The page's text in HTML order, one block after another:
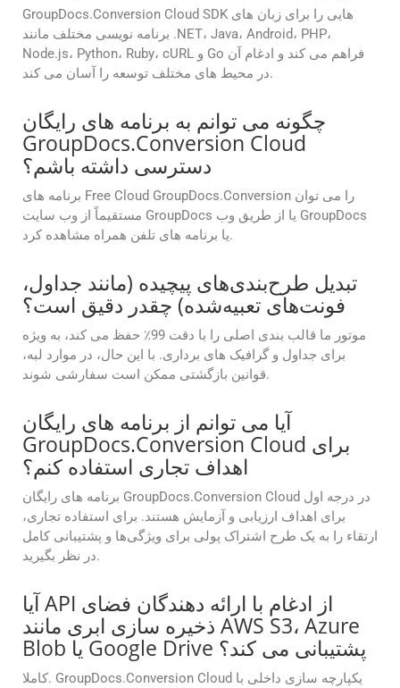
GroupDocs.Conversion Cloud SDK هایی را برای زبان های
برنامه نویسی مختلف مانند .NET، Java، Android، PHP،
Node.js، Python، Ruby، cURL و Go فراهم می کند و ادغام آن
در محیط های مختلف توسعه را آسان می کند.
چگونه می توانم به برنامه های رایگان
GroupDocs.Conversion Cloud
دسترسی داشته باشم؟
برنامه های Free Cloud GroupDocs.Conversion را می توان
مستقیماً از وب سایت GroupDocs یا از طریق وب GroupDocs
یا برنامه های تلفن همراه مشاهده کرد.
تبدیل طرح‌بندی‌های پیچیده (مانند جداول،
فونت‌های تعبیه‌شده) چقدر دقیق است؟
موتور ما قالب بندی اصلی را با دقت 99٪ حفظ می کند، به ویژه
برای جداول و گرافیک های برداری. با این حال، در موارد لبه،
قوانین بازگشتی ممکن است سفارشی شوند.
آیا می توانم از برنامه های رایگان
GroupDocs.Conversion Cloud برای
اهداف تجاری استفاده کنم؟
برنامه های رایگان GroupDocs.Conversion Cloud در درجه اول
برای اهداف ارزیابی و آزمایش هستند. برای استفاده تجاری،
ارتقاء را به یک طرح اشتراک پولی برای ویژگی‌ها و پشتیبانی کامل
در نظر بگیرید.
آیا API از ادغام با ارائه دهندگان فضای
ذخیره سازی ابری مانند AWS S3، Azure
Blob یا Google Drive پشتیبانی می کند؟
کاملا. GroupDocs.Conversion Cloud یکپارچه سازی داخلی با